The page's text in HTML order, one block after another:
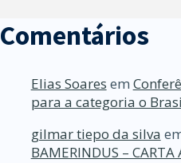
Comentários
Elias Soares em
para a categoria o
gilmar tiepo da silva
BAMERINDUS – CARTA